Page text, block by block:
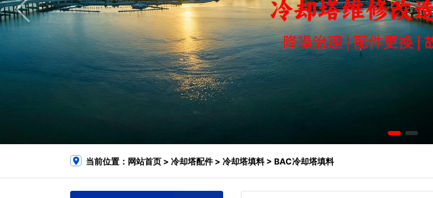
当前位置： 网站首页 > 冷却塔配件> 冷却塔填料> BAC冷却塔填料